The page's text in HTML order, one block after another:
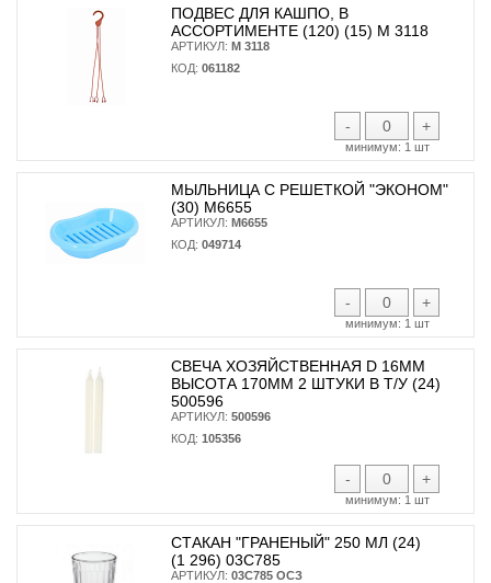
ПОДВЕС ДЛЯ КАШПО, В
АССОРТИМЕНТЕ (120) (15) М 3118
АРТИКУЛ: М 3118
КОД: 061182
- +
минимум: 1 шт
МЫЛЬНИЦА С РЕШЕТКОЙ "ЭКОНОМ"
(30) М6655
АРТИКУЛ: М6655
КОД: 049714
- +
минимум: 1 шт
СВЕЧА ХОЗЯЙСТВЕННАЯ D 16ММ
ВЫСОТА 170ММ 2 ШТУКИ В Т/У (24)
500596
АРТИКУЛ: 500596
КОД: 105356
- +
минимум: 1 шт
СТАКАН "ГРАНЕНЫЙ" 250 МЛ (24)
(1 296) 03С785
АРТИКУЛ: 03С785 ОСЗ